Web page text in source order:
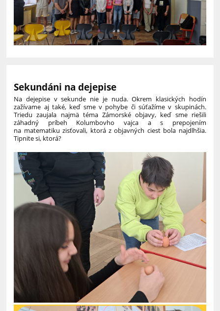
Sekundáni na dejepise
Na dejepise v sekunde nie je nuda. Okrem klasických hodín
zažívame aj také, keď sme v pohybe či súťažíme v skupinách.
Triedu zaujala najmä téma Zámorské objavy, keď sme riešili
záhadný príbeh Kolumbovho vajca a s prepojením
na matematiku zisťovali, ktorá z objavných ciest bola najdlhšia.
Tipnite si, ktorá?